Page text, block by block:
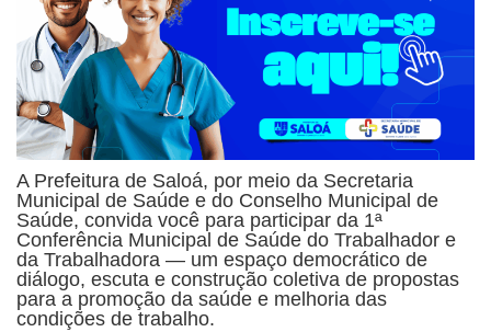
A Prefeitura de Saloá, por meio da Secretaria
Municipal de Saúde e do Conselho Municipal de
Saúde, convida você para participar da 1ª
Conferência Municipal de Saúde do Trabalhador e
da Trabalhadora — um espaço democrático de
diálogo, escuta e construção coletiva de propostas
para a promoção da saúde e melhoria das
condições de trabalho.